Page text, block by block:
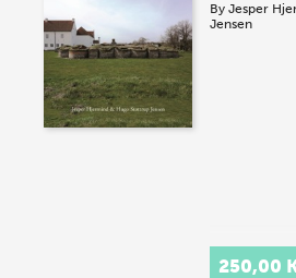
ByJesper
Jensen
250,00